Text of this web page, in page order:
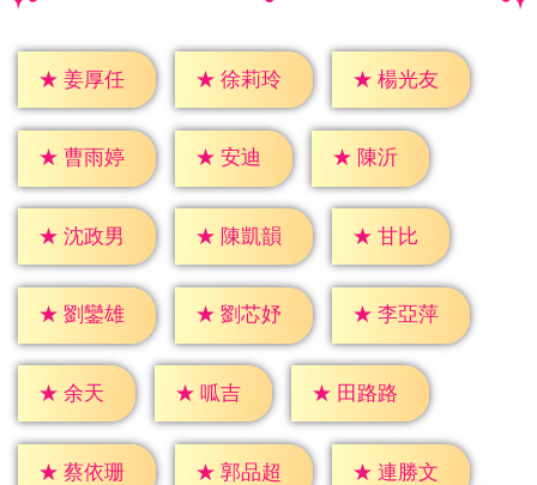
★ 姜厚任 ★ 徐莉玲 ★ 楊光友
★ 曹雨婷 ★ 安迪 ★ 陳沂
★ 沈政男 ★ 陳凱韻 ★ 甘比
★ 劉鑾雄 ★ 劉芯妤 ★ 李亞萍
★ 余天 ★ 呱吉 ★ 田路路
★ 蔡依珊 ★ 郭品超 ★ 連勝文